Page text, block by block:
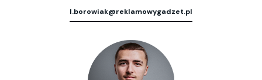
l.borowiak@reklamowygadzet.pl